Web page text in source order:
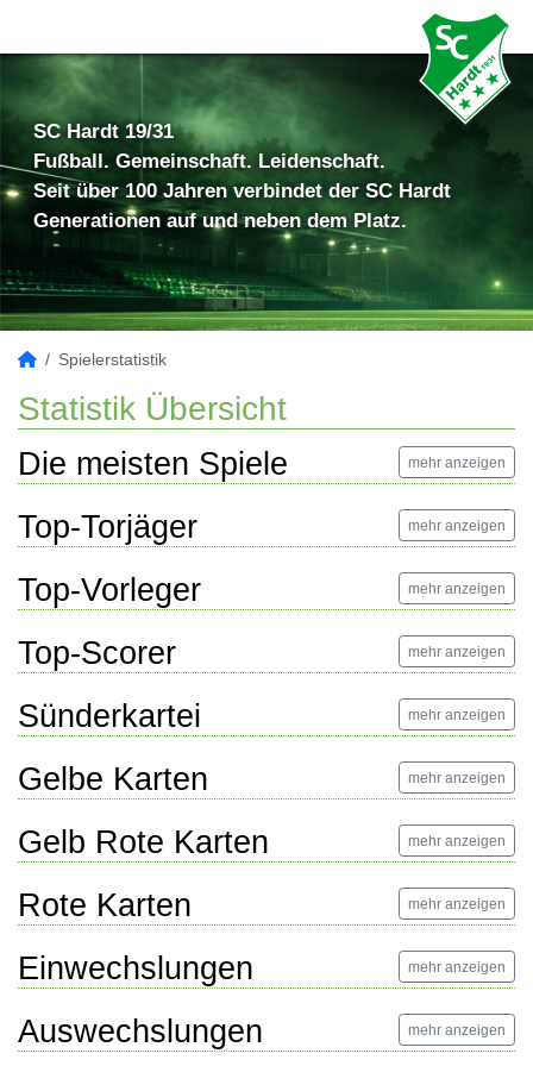
SC Hardt 19/31
Fußball. Gemeinschaft. Leidenschaft.
Seit über 100 Jahren verbindet der SC Hardt
Generationen auf und neben dem Platz.
Spielerstatistik
Statistik Übersicht
Die meisten Spiele mehr anzeigen
Top-Torjäger mehr anzeigen
Top-Vorleger mehr anzeigen
Top-Scorer mehr anzeigen
Sünderkartei mehr anzeigen
Gelbe Karten mehr anzeigen
Gelb Rote Karten mehr anzeigen
Rote Karten mehr anzeigen
Einwechslungen mehr anzeigen
Auswechslungen mehr anzeigen